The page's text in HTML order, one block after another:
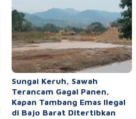
Sungai Keruh, Sawah
Terancam Gagal Panen,
Kapan Tambang Emas Ilegal
di Bajo Barat Ditertibkan